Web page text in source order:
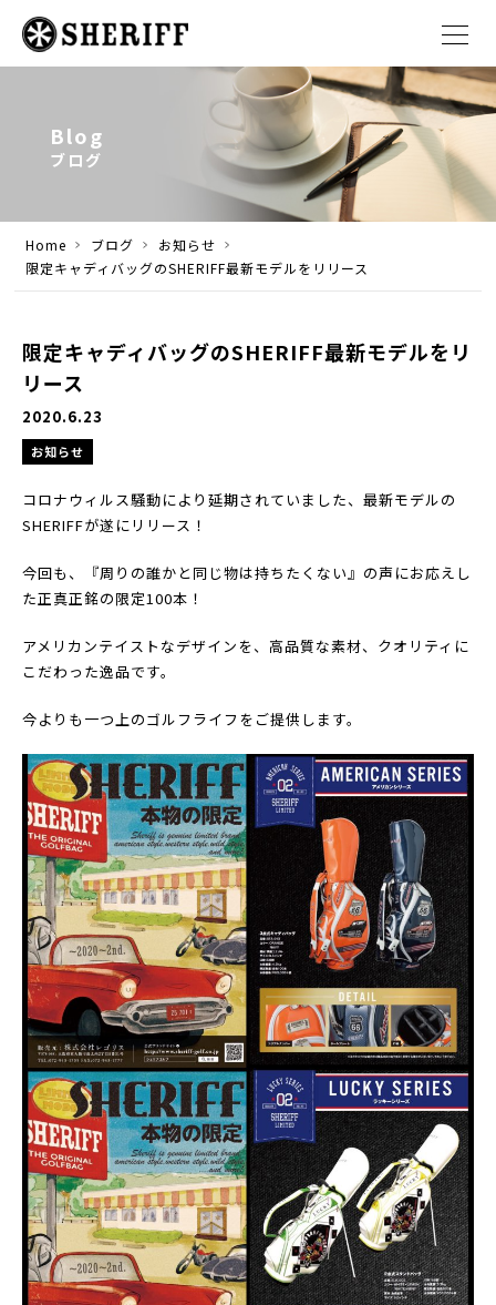
Blog
ブログ
Home ブログ
お知らせ
限定キャディバッグのSHERIFF最新モデルをリリース
限定キャディバッグのSHERIFF最新モデルをリ
リース
2020.6.23
お知らせ
コロナウィルス騒動により延期されていました、最新モデルの
SHERIFFが遂にリリース！
今回も、『周りの誰かと同じ物は持ちたくない』の声にお応えし
た正真正銘の限定100本！
アメリカンテイストなデザインを、高品質な素材、クオリティに
こだわった逸品です。
今よりも一つ上のゴルフライフをご提供します。